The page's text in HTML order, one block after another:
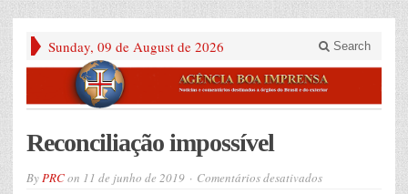
Sunday, 09 de August de 2026 Search
Reconciliação impossível
ByPRCon 11 de junho de 2019 Comentários desativadosem